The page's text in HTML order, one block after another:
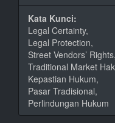
Kata Kunci:
Legal Certainty,
Legal Protection,
Street Vendors’ Rights,
Traditional Market
Kepastian Hukum,
Pasar Tradisional,
Perlindungan Hukum